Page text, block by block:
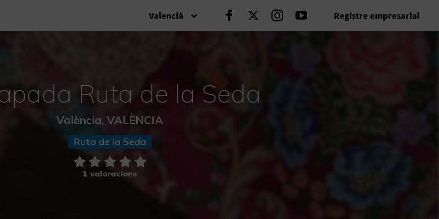
Valencià Seguir en Facebook
Seguir en Twitter
Seguir en Instagram
Seguir en Youtube
Registre empresarial
Ruta de la Seda
València, VALÈNCIA
Ruta de la Seda
1 valoracions